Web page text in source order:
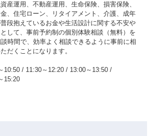
産運用、不動産運用、生命保険、損害保険、
、住宅ローン、リタイアメント、介護、成年
段抱えているお金や生活設計に関する不安や
して、事前予約制の個別体験相談（無料）を
時間で、効率よく相談できるように事前に相
だくことになります。
10:50 / 11:30～12:20 / 13:00～13:50 /
15:20